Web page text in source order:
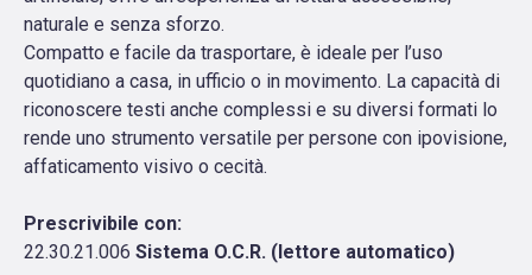
naturale e senza sforzo.
Compatto e facile da trasportare, è ideale per l’uso
quotidiano a casa, in ufficio o in movimento. La capacità di
riconoscere testi anche complessi e su diversi formati lo
rende uno strumento versatile per persone con ipovisione,
affaticamento visivo o cecità.
Prescrivibile con:
22.30.21.006 Sistema O.C.R. (lettore automatico)